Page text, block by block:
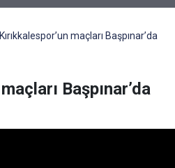
Kırıkkalespor’un maçları Başpınar’da
Başpınar’da